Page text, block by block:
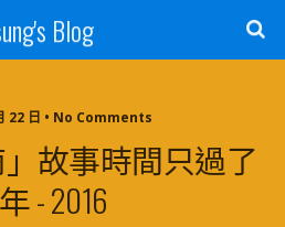
Blog
22 日 • No Comments
」故事時間只過了
- 2016